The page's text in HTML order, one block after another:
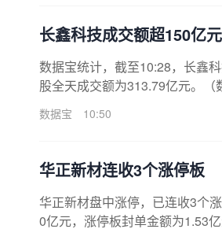
长鑫科技成交额超150亿元
数据宝统计，截至10:28，长鑫
股全天成交额为313.79亿元。
数据宝 10:50
华正新材连收3个涨停板
华正新材盘中涨停，已连收3个
0亿元，涨停板封单金额为1.53